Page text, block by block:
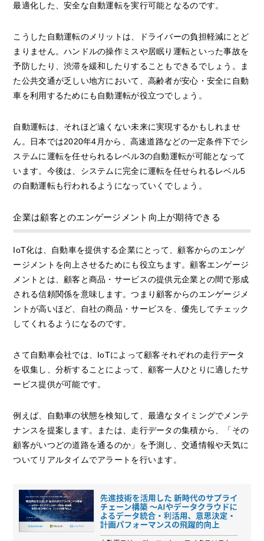
最適化した、安全な自動運転を実行可能となるのです。
こうした自動運転のメリットは、ドライバーの負担軽減にとど
まりません。ハンドルの操作ミスや居眠り運転といった事故を
予防したり、渋滞を緩和したりすることもできるでしょう。ま
た公共交通が乏しい地方において、高齢者が安心・安全に自動
車を利用するためにも自動運転が役立つでしょう。
自動運転は、それほど遠くない未来に実現するかもしれませ
ん。日本では2020年4月から、高速道路などの一定条件下でシ
ステムに運転を任せられるレベル3の自動運転が可能となって
います。今後は、システムに完全に運転を任せられるレベル5
の自動運転も行われるようになっていくでしょう。
企業は顧客とのエンゲージメント向上が期待できる
IoT化は、自動車を提供する企業にとって、顧客からのエンゲ
ージメントを向上させるためにも役立ちます。顧客エンゲージ
メントとは、顧客と商品・サービスの提供元企業との間で形成
される信頼関係を意味します。つまり顧客からのエンゲージメ
ントが高いほど、自社の商品・サービスを、優先してチェック
してくれるようになるのです。
さて自動車会社では、IoTによって顧客それぞれの走行データ
を収集し、分析することによって、顧客一人ひとりに適したサ
ービス提供が可能です。
例えば、自動車の状態を検知して、最適なタイミングでメンテ
ナンスを提案します。または、走行データの集積から、「その
顧客がいつどの道路を通るのか」を予測し、交通情報や天気に
ついてリアルタイムでアラートを行います。